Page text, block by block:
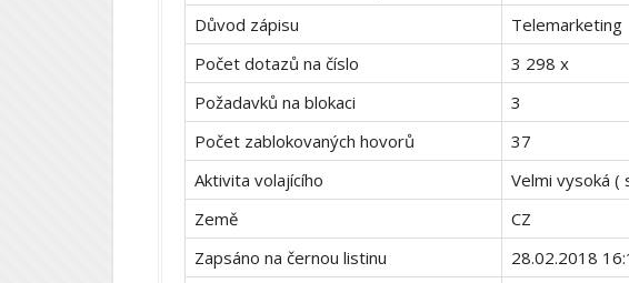
Důvod zápisu
Telemarketing
Počet dotazů na číslo
3 298 x
Požadavků na blokaci
3
Počet zablokovaných hovorů
37
Aktivita volajícího
Velmi vysoká (
Země
CZ
Zapsáno na černou listinu
28.02.2018